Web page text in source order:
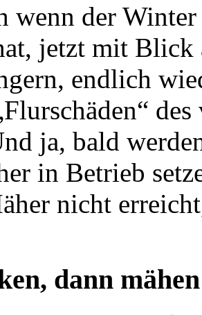
wenn der
jetzt mit Blick
endlich
ja, bald
in Betrieb
nicht
dann mähen